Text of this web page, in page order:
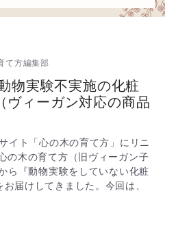
て方編集部
物実験不実施の化粧
ヴィーガン対応の商品
イト「心の木の育て方」にリニ
の木の育て方（旧ヴィーガン子
ら『動物実験をしていない化粧
届けしてきました。今回は、